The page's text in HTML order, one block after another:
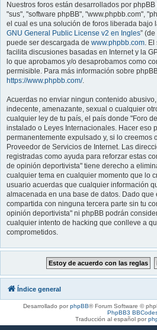
Nuestros foros están desarrollados por
"sus", "software phpBB", "www.phpbb.com",
el cual es una solución de foros liberada bajo
GNU General Public License v2 en Ingles”
puede ser descargada de www.phpbb.com. El
facilita discusiones basadas en Internet y la
lo que aprobamos y/o desaprobamos como
permisible. Para más información sobre
https://www.phpbb.com/.
Acuerdas no enviar ningun contenido
indecente, amenazante, sexual o cualquier
cualquier ley de tu país, el país donde "Foro
instalado o Leyes Internacionales. Hacer eso
permanentemente expulsado y, si lo creemos
Proveedor de Servicios de Internet. Las
registradas como ayuda para reforzar estas
de opinión deportivista" tiene derecho a
cualquier tema en cualquier momento que lo
usuario acuerdas que cualquier información
almacenada en una base de datos. Dado que
compartida con ninguna tercera parte sin tu
opinión deportivista" ni phpBB podrán
cualquier intento de hacking que conlleve a
comprometidos.
Índice general
Desarrollado porphpBB® Forum Software ©
PhpBB3
Traducción al español por